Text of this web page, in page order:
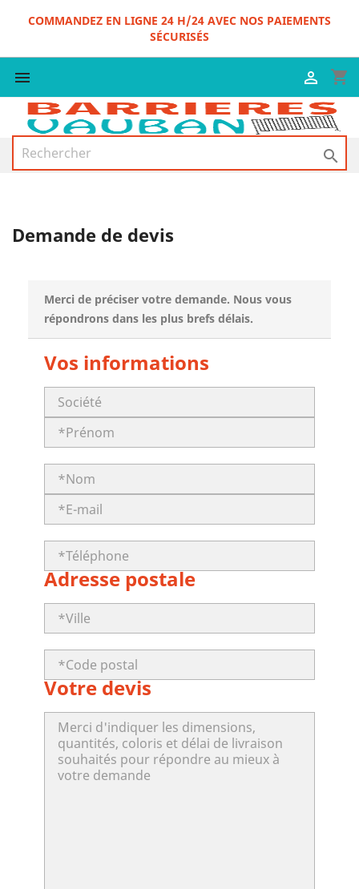
COMMANDEZ EN LIGNE 24 H/24 AVEC NOS PAIEMENTS
SÉCURISÉS
 shopping_cart


Demande de devis
Merci de préciser votre demande. Nous vous
répondrons dans les plus brefs délais.
Vos informations
Adresse postale
Votre devis